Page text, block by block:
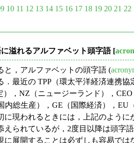
10 11 12 13 14 15 16 17 18 19 20 21 22
溢れるアルファベット頭字語[
，アルファベットの頭字語 (
．最近の TPP（環太平洋経済連携
），NZ（ニュージーランド），
内総生産），GE（国際経済），
に現われるときには，上記のよう
えられているが，2度目以降は頭字
に展開することは必ずしも容易で